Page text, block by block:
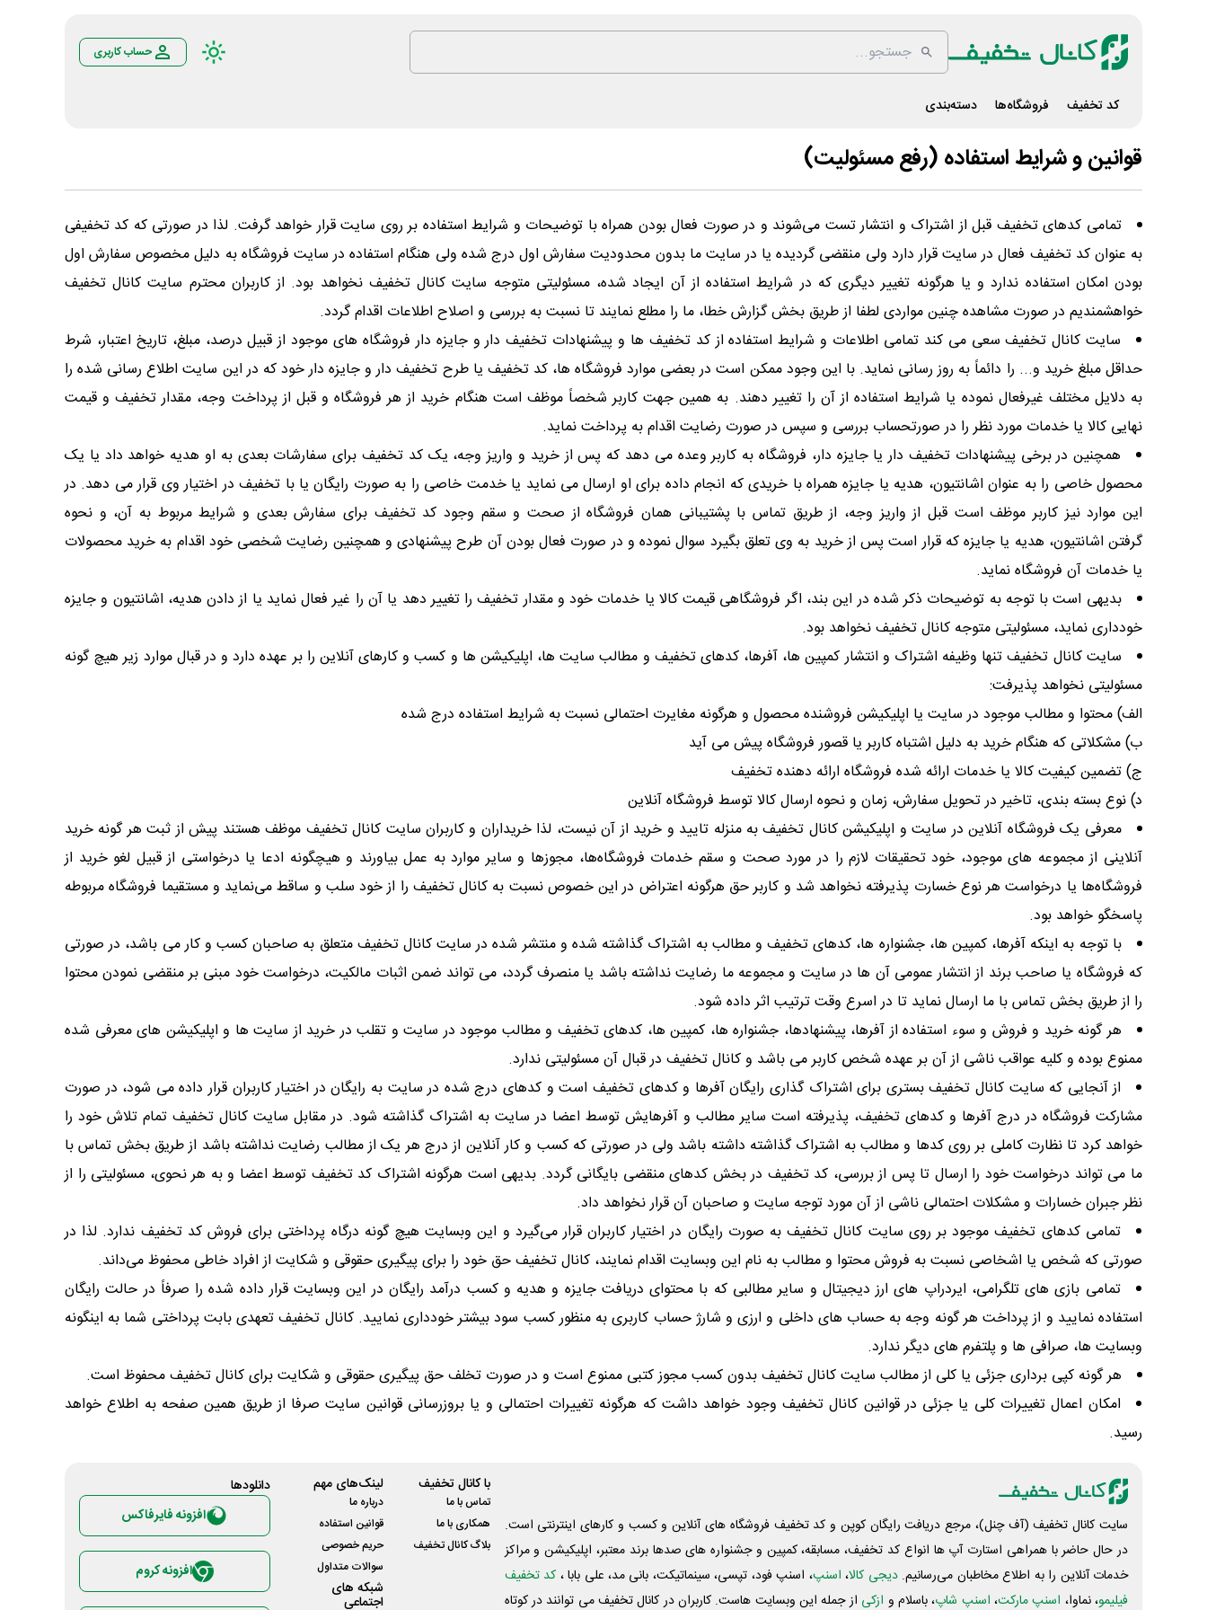
حساب کاربری
کد تخفیف فروشگاه‌ها دسته‌بندی
قوانین و شرایط استفاده (رفع مسئولیت)
تمامی کدهای تخفیف قبل از اشتراک و انتشار تست می‌شوند و در صورت فعال بودن همراه با توضیحات و شرایط استفاده بر روی سایت قرار خواهد گرفت. لذا در صورتی که کد تخفیفی
به عنوان کد تخفیف فعال در سایت قرار دارد ولی منقضی گردیده یا در سایت ما بدون محدودیت سفارش اول درج شده ولی هنگام استفاده در سایت فروشگاه به دلیل مخصوص سفارش اول
بودن امکان استفاده ندارد و یا هرگونه تغییر دیگری که در شرایط استفاده از آن ایجاد شده، مسئولیتی متوجه سایت کانال تخفیف نخواهد بود. از کاربران محترم سایت کانال تخفیف
خواهشمندیم در صورت مشاهده چنین مواردی لطفا از طریق بخش گزارش خطا، ما را مطلع نمایند تا نسبت به بررسی و اصلاح اطلاعات اقدام گردد.
سایت کانال تخفیف سعی می کند تمامی اطلاعات و شرایط استفاده از کد تخفیف ها و پیشنهادات تخفیف دار و جایزه دار فروشگاه های موجود از قبیل درصد، مبلغ، تاریخ اعتبار، شرط
حداقل مبلغ خرید و... را دائماً به روز رسانی نماید. با این وجود ممکن است در بعضی موارد فروشگاه ها، کد تخفیف یا طرح تخفیف دار و جایزه دار خود که در این سایت اطلاع رسانی شده را
به دلایل مختلف غیرفعال نموده یا شرایط استفاده از آن را تغییر دهند. به همین جهت کاربر شخصاً موظف است هنگام خرید از هر فروشگاه و قبل از پرداخت وجه، مقدار تخفیف و قیمت
نهایی کالا یا خدمات مورد نظر را در صورتحساب بررسی و سپس در صورت رضایت اقدام به پرداخت نماید.
همچنین در برخی پیشنهادات تخفیف دار یا جایزه دار، فروشگاه به کاربر وعده می دهد که پس از خرید و واریز وجه، یک کد تخفیف برای سفارشات بعدی به او هدیه خواهد داد یا یک
محصول خاصی را به عنوان اشانتیون، هدیه یا جایزه همراه با خریدی که انجام داده برای او ارسال می نماید یا خدمت خاصی را به صورت رایگان یا با تخفیف در اختیار وی قرار می دهد. در
این موارد نیز کاربر موظف است قبل از واریز وجه، از طریق تماس با پشتیبانی همان فروشگاه از صحت و سقم وجود کد تخفیف برای سفارش بعدی و شرایط مربوط به آن، و نحوه
گرفتن اشانتیون، هدیه یا جایزه که قرار است پس از خرید به وی تعلق بگیرد سوال نموده و در صورت فعال بودن آن طرح پیشنهادی و همچنین رضایت شخصی خود اقدام به خرید محصولات
یا خدمات آن فروشگاه نماید.
بدیهی است با توجه به توضیحات ذکر شده در این بند، اگر فروشگاهی قیمت کالا یا خدمات خود و مقدار تخفیف را تغییر دهد یا آن را غیر فعال نماید یا از دادن هدیه، اشانتیون و جایزه
خودداری نماید، مسئولیتی متوجه کانال تخفیف نخواهد بود.
سایت کانال تخفیف تنها وظیفه اشتراک و انتشار کمپین ها، آفرها، کدهای تخفیف و مطالب سایت ها، اپلیکیشن ها و کسب و کارهای آنلاین را بر عهده دارد و در قبال موارد زیر هیچ گونه
مسئولیتی نخواهد پذیرفت:
الف) محتوا و مطالب موجود در سایت یا اپلیکیشن فروشنده محصول و هرگونه مغایرت احتمالی نسبت به شرایط استفاده درج شده
ب) مشکلاتی که هنگام خرید به دلیل اشتباه کاربر یا قصور فروشگاه پیش می آید
ج) تضمین کیفیت کالا یا خدمات ارائه شده فروشگاه ارائه دهنده تخفیف
د) نوع بسته بندی، تاخیر در تحویل سفارش، زمان و نحوه ارسال کالا توسط فروشگاه آنلاین
معرفی یک فروشگاه آنلاین در سایت و اپلیکیشن کانال تخفیف به منزله تایید و خرید از آن نیست، لذا خریداران و کاربران سایت کانال تخفیف موظف هستند پیش از ثبت هر گونه خرید
آنلاینی از مجموعه های موجود، خود تحقیقات لازم را در مورد صحت و سقم خدمات فروشگاه‌ها، مجوزها و سایر موارد به عمل بیاورند و هیچگونه ادعا یا درخواستی از قبیل لغو خرید از
فروشگاه‌ها یا درخواست هر نوع خسارت پذیرفته نخواهد شد و کاربر حق هرگونه اعتراض در این خصوص نسبت به کانال تخفیف را از خود سلب و ساقط می‌نماید و مستقیما فروشگاه مربوطه
پاسخگو خواهد بود.
با توجه به اینکه آفرها، کمپین ها، جشنواره ها، کدهای تخفیف و مطالب به اشتراک گذاشته شده و منتشر شده در سایت کانال تخفیف متعلق به صاحبان کسب و کار می باشد، در صورتی
که فروشگاه یا صاحب برند از انتشار عمومی آن ها در سایت و مجموعه ما رضایت نداشته باشد یا منصرف گردد، می تواند ضمن اثبات مالکیت، درخواست خود مبنی بر منقضی نمودن محتوا
را از طریق بخش تماس با ما ارسال نماید تا در اسرع وقت ترتیب اثر داده شود.
هر گونه خرید و فروش و سوء استفاده از آفرها، پیشنهادها، جشنواره ها، کمپین ها، کدهای تخفیف و مطالب موجود در سایت و تقلب در خرید از سایت ها و اپلیکیشن های معرفی شده
ممنوع بوده و کلیه عواقب ناشی از آن بر عهده شخص کاربر می باشد و کانال تخفیف در قبال آن مسئولیتی ندارد.
از آنجایی که سایت کانال تخفیف بستری برای اشتراک گذاری رایگان آفرها و کدهای تخفیف است و کدهای درج شده در سایت به رایگان در اختیار کاربران قرار داده می شود، در صورت
مشارکت فروشگاه در درج آفرها و کدهای تخفیف، پذیرفته است سایر مطالب و آفرهایش توسط اعضا در سایت به اشتراک گذاشته شود. در مقابل سایت کانال تخفیف تمام تلاش خود را
خواهد کرد تا نظارت کاملی بر روی کدها و مطالب به اشتراک گذاشته داشته باشد ولی در صورتی که کسب و کار آنلاین از درج هر یک از مطالب رضایت نداشته باشد از طریق بخش تماس با
ما می تواند درخواست خود را ارسال تا پس از بررسی، کد تخفیف در بخش کدهای منقضی بایگانی گردد. بدیهی است هرگونه اشتراک کد تخفیف توسط اعضا و به هر نحوی، مسئولیتی را از
نظر جبران خسارات و مشکلات احتمالی ناشی از آن مورد توجه سایت و صاحبان آن قرار نخواهد داد.
تمامی کدهای تخفیف موجود بر روی سایت کانال تخفیف به صورت رایگان در اختیار کاربران قرار می‌گیرد و این وبسایت هیچ گونه درگاه پرداختی برای فروش کد تخفیف ندارد. لذا در
صورتی که شخص یا اشخاصی نسبت به فروش محتوا و مطالب به نام این وبسایت اقدام نمایند، کانال تخفیف حق خود را برای پیگیری حقوقی و شکایت از افراد خاطی محفوظ می‌داند.
تمامی بازی های تلگرامی، ایردراپ های ارز دیجیتال و سایر مطالبی که با محتوای دریافت جایزه و هدیه و کسب درآمد رایگان در این وبسایت قرار داده شده را صرفاً در حالت رایگان
استفاده نمایید و از پرداخت هر گونه وجه به حساب های داخلی و ارزی و شارژ حساب کاربری به منظور کسب سود بیشتر خودداری نمایید. کانال تخفیف تعهدی بابت پرداختی شما به اینگونه
وبسایت ها، صرافی ها و پلتفرم های دیگر ندارد.
هر گونه کپی برداری جزئی یا کلی از مطالب سایت کانال تخفیف بدون کسب مجوز کتبی ممنوع است و در صورت تخلف حق پیگیری حقوقی و شکایت برای کانال تخفیف محفوظ است.
امکان اعمال تغییرات کلی یا جزئی در قوانین کانال تخفیف وجود خواهد داشت که هرگونه تغییرات احتمالی و یا بروزرسانی قوانین سایت صرفا از طریق همین صفحه به اطلاع خواهد
رسید.
سایت کانال تخفیف (آف چنل)، مرجع دریافت رایگان کوپن و کد تخفیف فروشگاه های آنلاین و کسب و‌ کارهای اینترنتی است.
در حال حاضر با همراهی استارت آپ ها انواع کد تخفیف، مسابقه، کمپین و جشنواره های صدها برند معتبر، اپلیکیشن و مراکز
خدمات آنلاین را به اطلاع مخاطبان می‌رسانیم. دیجی کالا، اسنپ، اسنپ فود، تپسی، سینماتیکت، بانی مد، علی‌ بابا ، کد تخفیف
فیلیمو، نماوا، اسنپ مارکت، اسنپ شاپ، باسلام و ازکی از جمله این وبسایت ‌هاست. کاربران در کانال تخفیف می توانند در کوتاه
با کانال تخفیف
تماس با ما
همکاری با ما
بلاگ کانال تخفیف
لینک‌های مهم
درباره ما
قوانین استفاده
حریم خصوصی
سوالات متداول
شبکه های
اجتماعی
دانلود‌ها
افزونه فایرفاکس
افزونه کروم